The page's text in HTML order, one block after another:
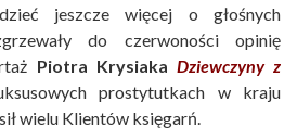
jeszcze więcej o głośnych
do czerwoności opinię
Piotra Krysiaka Dziewczyny z
prostytutkach w kraju
wielu Klientów księgarń.